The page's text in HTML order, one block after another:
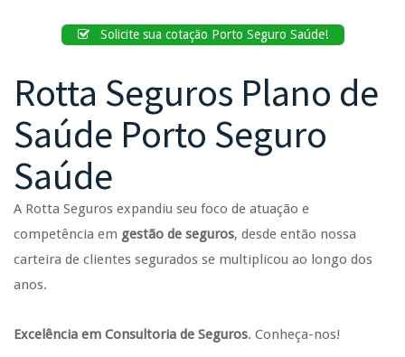
Solicite sua cotação Porto Seguro Saúde!
Rotta Seguros Plano de
Saúde Porto Seguro
Saúde
A Rotta Seguros expandiu seu foco de atuação e
competência em gestão de seguros, desde então nossa
carteira de clientes segurados se multiplicou ao longo dos
anos.
Excelência em Consultoria de Seguros. Conheça-nos!